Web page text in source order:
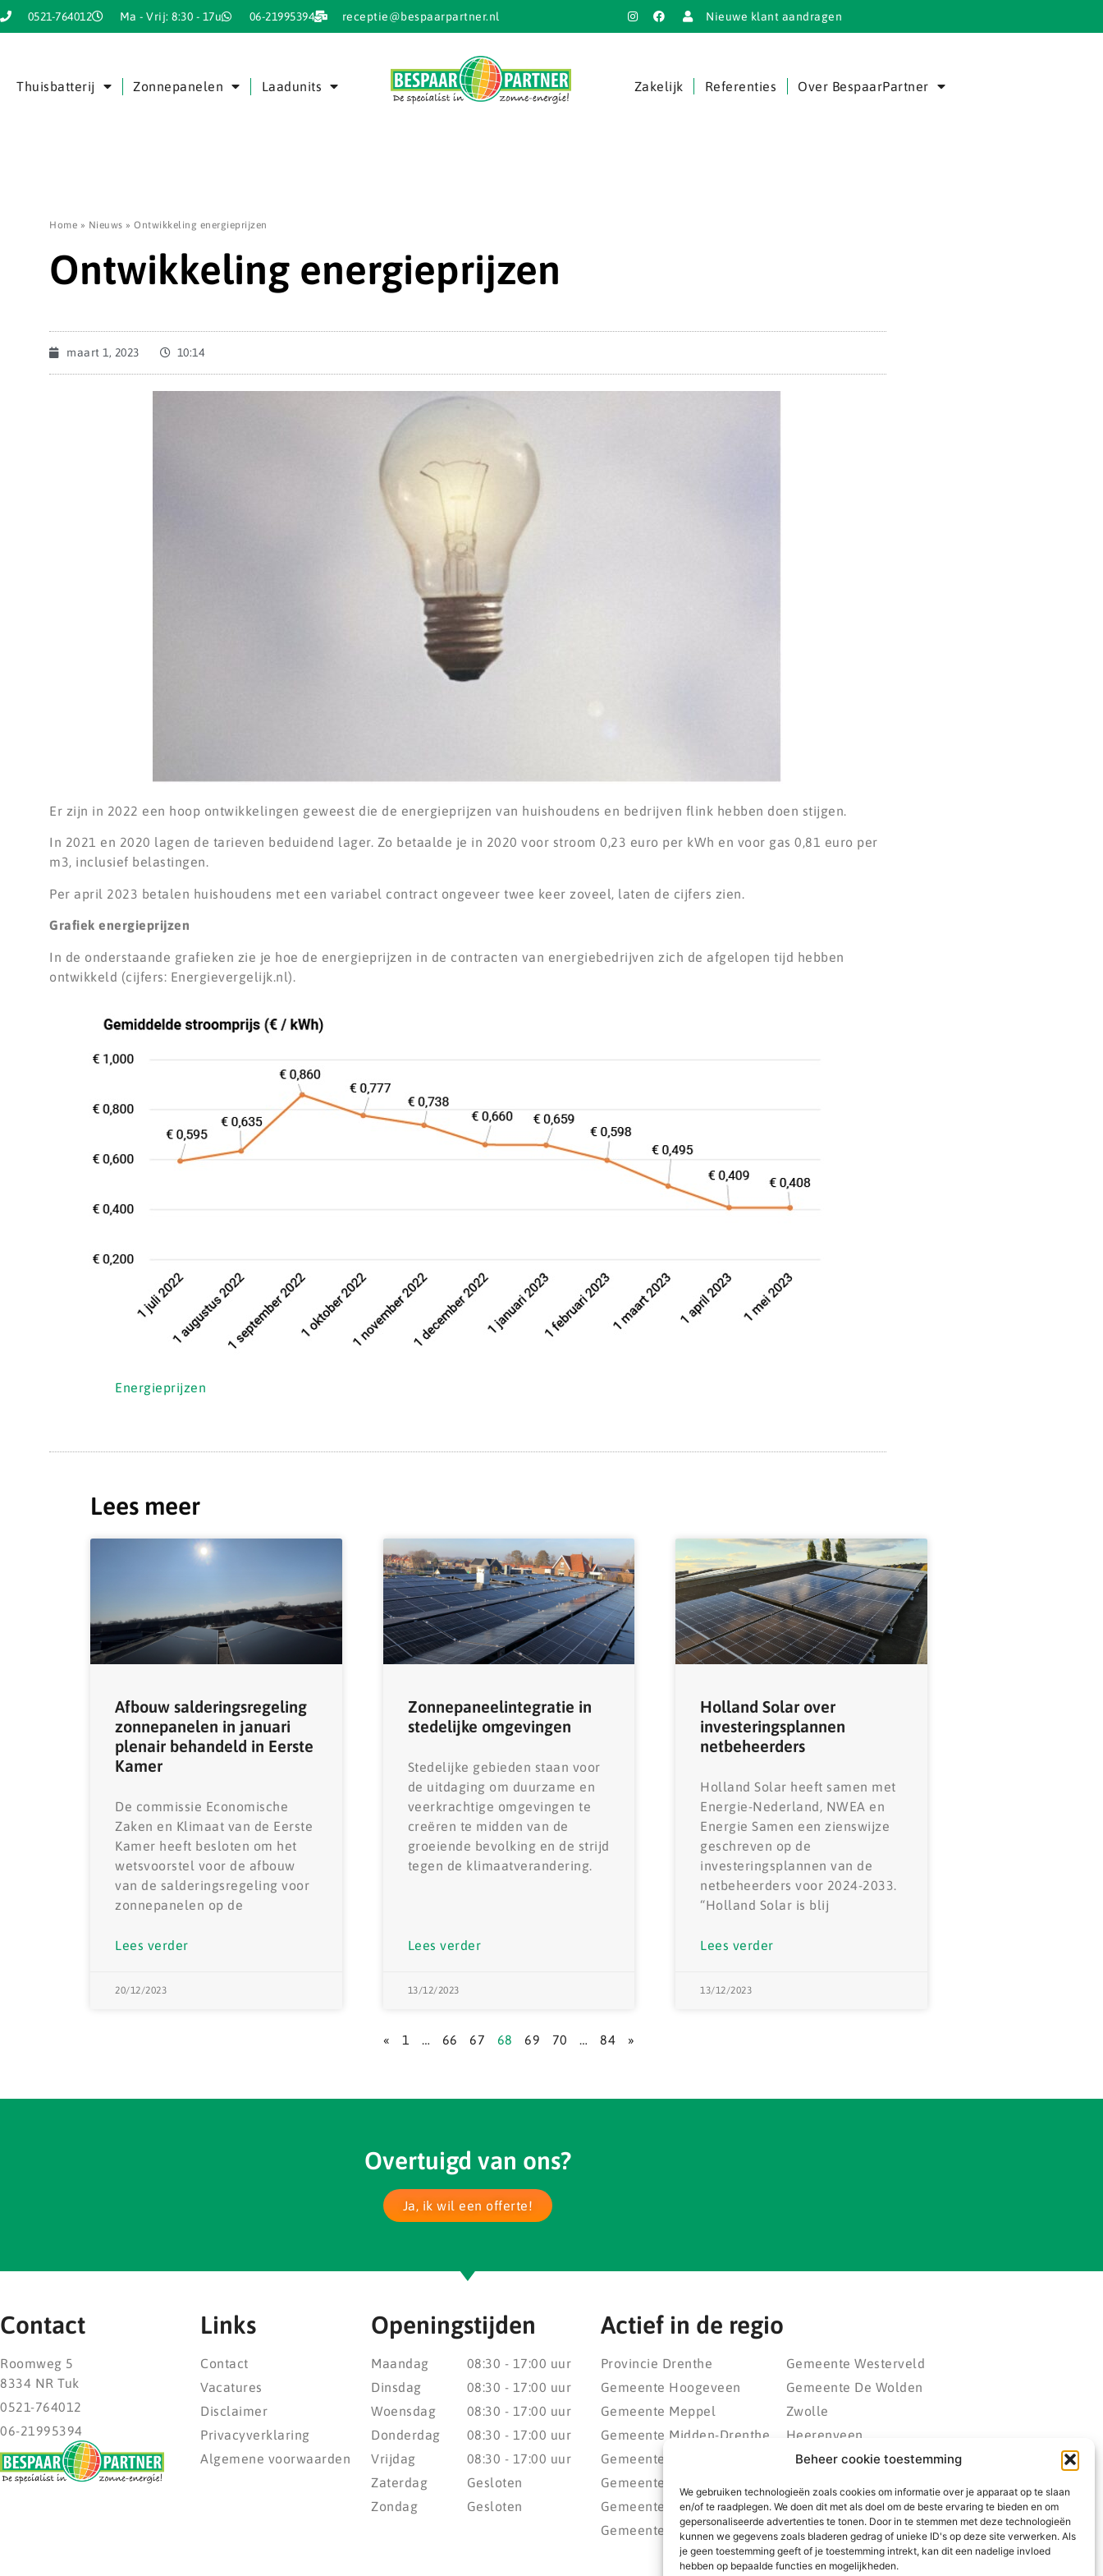
Beheer cookie toestemming
We gebruiken technologieën zoals cookies om informatie over je apparaat op te slaan
en/of te raadplegen. We doen dit met als doel om de beste ervaring te bieden en om
gepersonaliseerde advertenties te tonen. Door in te stemmen met deze technologieën
kunnen we gegevens zoals bladeren gedrag of unieke ID's op deze site verwerken. Als
je geen toestemming geeft of je toestemming intrekt, kan dit een nadelige invloed
hebben op bepaalde functies en mogelijkheden.
0521-764012 Ma - Vrij: 8:30 - 17u 06-21995394 receptie@bespaarpartner.nl Nieuwe klant aandragen
Thuisbatterij Zonnepanelen Laadunits Zakelijk Referenties Over BespaarPartner
Home » Nieuws » Ontwikkeling energieprijzen
Ontwikkeling energieprijzen
maart 1, 2023 10:14
Er zijn in 2022 een hoop ontwikkelingen geweest die de energieprijzen van huishoudens en bedrijven flink hebben doen stijgen.
In 2021 en 2020 lagen de tarieven beduidend lager. Zo betaalde je in 2020 voor stroom 0,23 euro per kWh en voor gas 0,81 euro per
m3, inclusief belastingen.
Per april 2023 betalen huishoudens met een variabel contract ongeveer twee keer zoveel, laten de cijfers zien.
Grafiek energieprijzen
In de onderstaande grafieken zie je hoe de energieprijzen in de contracten van energiebedrijven zich de afgelopen tijd hebben
ontwikkeld (cijfers: Energievergelijk.nl).
Energieprijzen
Lees meer
Afbouw salderingsregeling
zonnepanelen in januari
plenair behandeld in Eerste
Kamer
De commissie Economische
Zaken en Klimaat van de Eerste
Kamer heeft besloten om het
wetsvoorstel voor de afbouw
van de salderingsregeling voor
zonnepanelen op de
Lees verder
20/12/2023
Zonnepaneelintegratie in
stedelijke omgevingen
Stedelijke gebieden staan ​​voor
de uitdaging om duurzame en
veerkrachtige omgevingen te
creëren te midden van de
groeiende bevolking en de strijd
tegen de klimaatverandering.
Lees verder
13/12/2023
Holland Solar over
investeringsplannen
netbeheerders
Holland Solar heeft samen met
Energie-Nederland, NWEA en
Energie Samen een zienswijze
geschreven op de
investeringsplannen van de
netbeheerders voor 2024-2033.
“Holland Solar is blij
Lees verder
13/12/2023
« 1 … 66 67 68 69 70 … 84 »
Overtuigd van ons?
Ja, ik wil een offerte!
Contact
Roomweg 5
8334 NR Tuk
0521-764012
06-21995394
Links
Contact
Vacatures
Disclaimer
Privacyverklaring
Algemene voorwaarden
Openingstijden
Maandag
Dinsdag
Woensdag
Donderdag
Vrijdag
Zaterdag
Zondag
08:30 - 17:00 uur
08:30 - 17:00 uur
08:30 - 17:00 uur
08:30 - 17:00 uur
08:30 - 17:00 uur
Gesloten
Gesloten
Actief in de regio
Provincie Drenthe
Gemeente Hoogeveen
Gemeente Meppel
Gemeente Midden-Drenthe
Gemeente Noordenveld
Gemeente Noordoostpolder
Gemeente Steenwijkerland
Gemeente Weststellingwerf
Gemeente Westerveld
Gemeente De Wolden
Zwolle
Heerenveen
Kampen
Wolvega